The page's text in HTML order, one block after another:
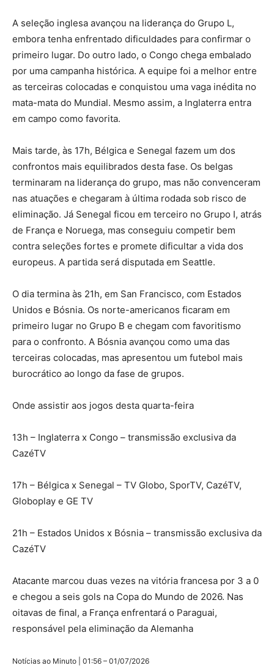
A seleção inglesa avançou na liderança do Grupo L,
embora tenha enfrentado dificuldades para confirmar o
primeiro lugar. Do outro lado, o Congo chega embalado
por uma campanha histórica. A equipe foi a melhor entre
as terceiras colocadas e conquistou uma vaga inédita no
mata-mata do Mundial. Mesmo assim, a Inglaterra entra
em campo como favorita.
Mais tarde, às 17h, Bélgica e Senegal fazem um dos
confrontos mais equilibrados desta fase. Os belgas
terminaram na liderança do grupo, mas não convenceram
nas atuações e chegaram à última rodada sob risco de
eliminação. Já Senegal ficou em terceiro no Grupo I, atrás
de França e Noruega, mas conseguiu competir bem
contra seleções fortes e promete dificultar a vida dos
europeus. A partida será disputada em Seattle.
O dia termina às 21h, em San Francisco, com Estados
Unidos e Bósnia. Os norte-americanos ficaram em
primeiro lugar no Grupo B e chegam com favoritismo
para o confronto. A Bósnia avançou como uma das
terceiras colocadas, mas apresentou um futebol mais
burocrático ao longo da fase de grupos.
Onde assistir aos jogos desta quarta-feira
13h – Inglaterra x Congo – transmissão exclusiva da
CazéTV
17h – Bélgica x Senegal – TV Globo, SporTV, CazéTV,
Globoplay e GE TV
21h – Estados Unidos x Bósnia – transmissão exclusiva da
CazéTV
Atacante marcou duas vezes na vitória francesa por 3 a 0
e chegou a seis gols na Copa do Mundo de 2026. Nas
oitavas de final, a França enfrentará o Paraguai,
responsável pela eliminação da Alemanha
Notícias ao Minuto | 01:56 – 01/07/2026